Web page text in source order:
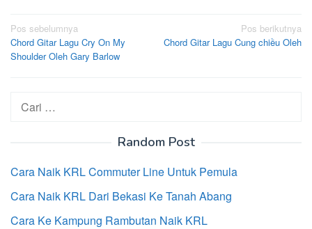
Navigasi
pos
Pos sebelumnya
Chord Gitar Lagu Cry On My
Shoulder Oleh Gary Barlow
Pos berikutnya
Chord Gitar Lagu Cung chiều Oleh
Cari
untuk:
Random Post
Cara Naik KRL Commuter Line Untuk Pemula
Cara Naik KRL Dari Bekasi Ke Tanah Abang
Cara Ke Kampung Rambutan Naik KRL